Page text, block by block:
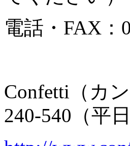
電話・FAX：
Confetti（カ
240-540（平